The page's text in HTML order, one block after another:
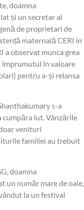
doamna
și un secretar al
de proprietari de
maternală CERI în
a observat munca grea
împrumutul în valoare
pentru a-și relansa
s-a
cumpăra lut. Vânzările
venituri
familiei au trebuit
doamna
un număr mare de oale,
la un festival